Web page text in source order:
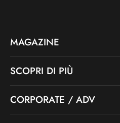
MAGAZINE
SCOPRI DI PIÙ
CORPORATE / ADV